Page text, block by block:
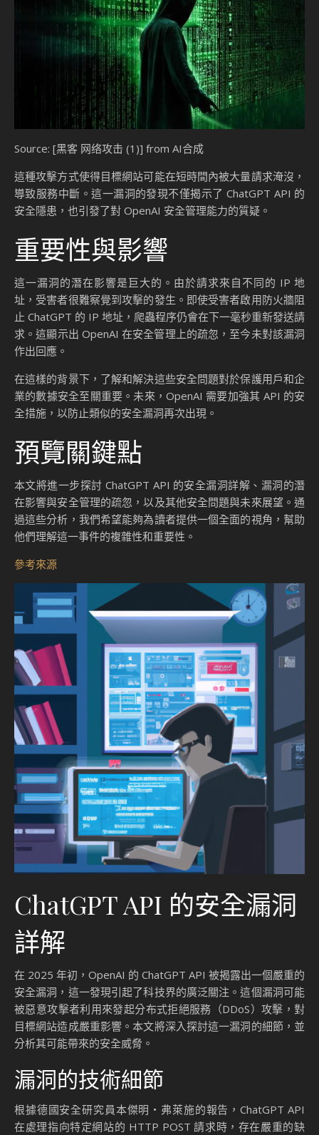
Source: [黑客 网络攻击 (1)] from AI合成
這種攻擊方式使得目標網站可能在短時間內被大量請求淹沒，
導致服務中斷。這一漏洞的發現不僅揭示了 ChatGPT API 的
安全隱患，也引發了對 OpenAI 安全管理能力的質疑。
重要性與影響
這一漏洞的潛在影響是巨大的。由於請求來自不同的 IP 地
址，受害者很難察覺到攻擊的發生。即使受害者啟用防火牆阻
止 ChatGPT 的 IP 地址，爬蟲程序仍會在下一毫秒重新發送請
求。這顯示出 OpenAI 在安全管理上的疏忽，至今未對該漏洞
作出回應。
在這樣的背景下，了解和解決這些安全問題對於保護用戶和企
業的數據安全至關重要。未來，OpenAI 需要加強其 API 的安
全措施，以防止類似的安全漏洞再次出現。
預覽關鍵點
本文將進一步探討 ChatGPT API 的安全漏洞詳解、漏洞的潛
在影響與安全管理的疏忽，以及其他安全問題與未來展望。通
過這些分析，我們希望能夠為讀者提供一個全面的視角，幫助
他們理解這一事件的複雜性和重要性。
參考來源
ChatGPT API 的安全漏洞
詳解
在 2025 年初，OpenAI 的 ChatGPT API 被揭露出一個嚴重的
安全漏洞，這一發現引起了科技界的廣泛關注。這個漏洞可能
被惡意攻擊者利用來發起分布式拒絕服務（DDoS）攻擊，對
目標網站造成嚴重影響。本文將深入探討這一漏洞的細節，並
分析其可能帶來的安全威脅。
漏洞的技術細節
根據德國安全研究員本傑明・弗萊施的報告，ChatGPT API
在處理指向特定網站的 HTTP POST 請求時，存在嚴重的缺